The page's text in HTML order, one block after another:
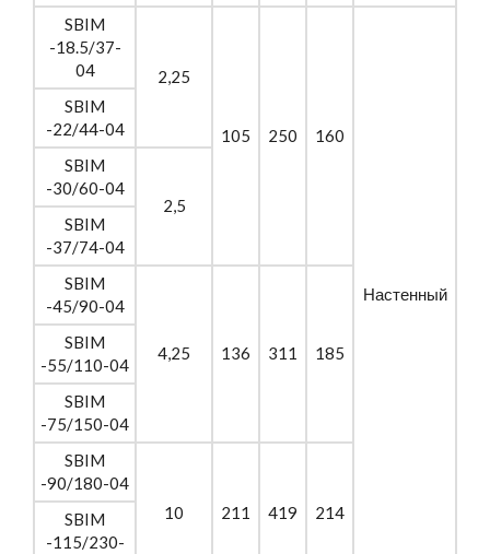
SBIM
-18.5/37-
04
2,25
105 250 160
Настенный
SBIM
-22/44-04
SBIM
-30/60-04
2,5
SBIM
-37/74-04
SBIM
-45/90-04
4,25 136 311 185
SBIM
-55/110-04
SBIM
-75/150-04
SBIM
-90/180-04
10
211 419 214
SBIM
-115/230-